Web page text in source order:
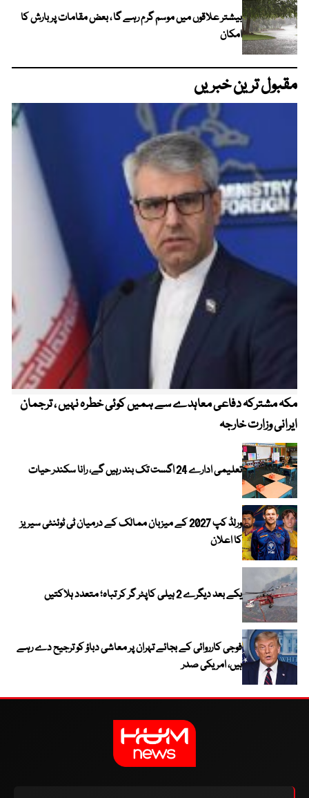
بیشتر علاقوں میں موسم گرم رہے گا ، بعض مقامات پر بارش کا
امکان
مقبول ترین خبریں
مکہ مشترکہ دفاعی معاہدے سے ہمیں کوئی خطرہ نہیں ، ترجمان
ایرانی وزارت خارجہ
تعلیمی ادارے 24 اگست تک بند رہیں گے، رانا سکندر حیات
ورلڈ کپ 2027 کے میزبان ممالک کے درمیان ٹی ٹوئنٹی سیریز
کا اعلان
یکے بعد دیگرے 2 ہیلی کاپٹر گر کر تباہ؛ متعدد ہلاکتیں
فوجی کارروائی کے بجائے تہران پر معاشی دباؤ کو ترجیح دے رہے
ہیں، امریکی صدر